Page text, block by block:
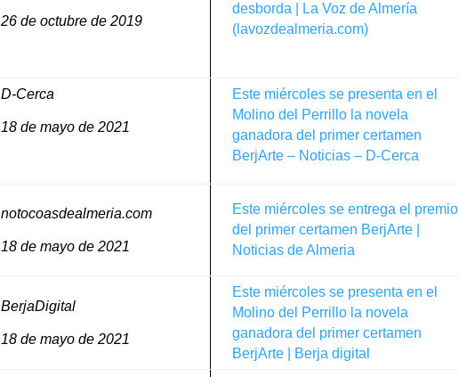
26 de octubre de 2019
desborda | La Voz de Almería
(lavozdealmeria.com)
D-Cerca
18 de mayo de 2021
Este miércoles se presenta en el
Molino del Perrillo la novela
ganadora del primer certamen
BerjArte – Noticias – D-Cerca
notocoasdealmeria.com
18 de mayo de 2021
Este miércoles se entrega el premio
del primer certamen BerjArte |
Noticias de Almeria
BerjaDigital
18 de mayo de 2021
Este miércoles se presenta en el
Molino del Perrillo la novela
ganadora del primer certamen
BerjArte | Berja digital